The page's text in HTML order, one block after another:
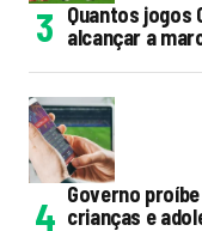
Quantos jogos
alcançar a
Governo
crianças e